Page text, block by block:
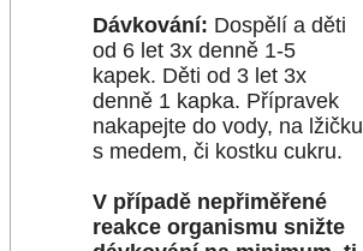
Dávkování: Dospělí a děti
od 6 let 3x denně 1-5
kapek. Děti od 3 let 3x
denně 1 kapka. Přípravek
nakapejte do vody, na lžičku
s medem, či kostku cukru.
V případě nepřiměřené
reakce organismu snižte